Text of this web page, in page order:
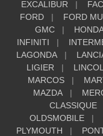
EXCALIBUR
FORD
FORD
GMC
INFINITI
LAGONDA
LIGIER
MARCOS
MAZDA
CLASSIQUE
OLDSMOBILE
PLYMOUTH